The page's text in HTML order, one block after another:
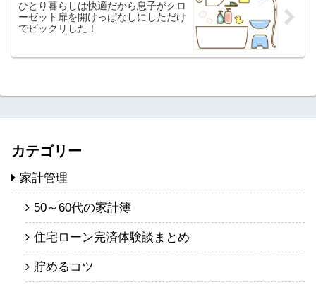
ひとり暮らしは快適だから息子がクロ
ーゼット扉を開けっぱなしにしただけ
でビックリした！
カテゴリー
家計管理
50～60代の家計簿
住宅ローン完済体験談まとめ
貯めるコツ